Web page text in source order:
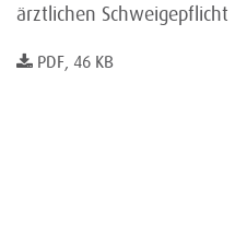
ärztlichen Schweigepflicht
PDF, 46 KB